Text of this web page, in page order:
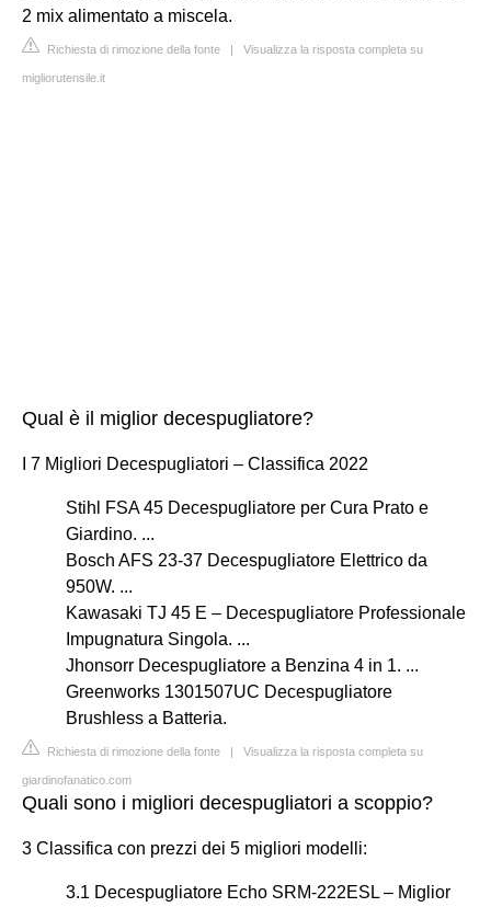
2 mix alimentato a miscela.
Richiesta di rimozione della fonte | Visualizza la risposta completa su
migliorutensile.it
Qual è il miglior decespugliatore?
I 7 Migliori Decespugliatori – Classifica 2022
Stihl FSA 45 Decespugliatore per Cura Prato e
Giardino. ...
Bosch AFS 23-37 Decespugliatore Elettrico da
950W. ...
Kawasaki TJ 45 E – Decespugliatore Professionale
Impugnatura Singola. ...
Jhonsorr Decespugliatore a Benzina 4 in 1. ...
Greenworks 1301507UC Decespugliatore
Brushless a Batteria.
Richiesta di rimozione della fonte | Visualizza la risposta completa su
giardinofanatico.com
Quali sono i migliori decespugliatori a scoppio?
3 Classifica con prezzi dei 5 migliori modelli:
3.1 Decespugliatore Echo SRM-222ESL – Miglior